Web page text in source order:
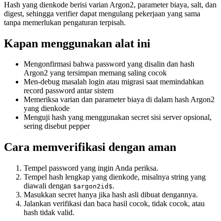
Hash yang dienkode berisi varian Argon2, parameter biaya, salt, dan
digest, sehingga verifier dapat mengulang pekerjaan yang sama
tanpa memerlukan pengaturan terpisah.
Kapan menggunakan alat ini
Mengonfirmasi bahwa password yang disalin dan hash
Argon2 yang tersimpan memang saling cocok
Men-debug masalah login atau migrasi saat memindahkan
record password antar sistem
Memeriksa varian dan parameter biaya di dalam hash Argon2
yang dienkode
Menguji hash yang menggunakan secret sisi server opsional,
sering disebut pepper
Cara memverifikasi dengan aman
Tempel password yang ingin Anda periksa.
Tempel hash lengkap yang dienkode, misalnya string yang
diawali dengan $argon2id$.
Masukkan secret hanya jika hash asli dibuat dengannya.
Jalankan verifikasi dan baca hasil cocok, tidak cocok, atau
hash tidak valid.